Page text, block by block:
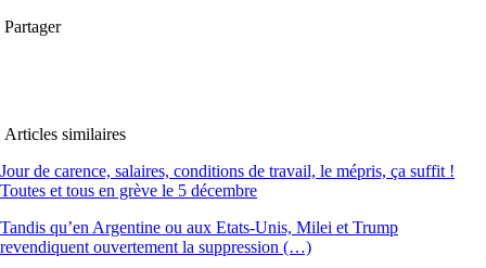
Partager
Articles similaires
Jour de carence, salaires, conditions de travail, le mépris, ça suffit !
Toutes et tous en grève le 5 décembre
Tandis qu’en Argentine ou aux Etats-Unis, Milei et Trump
revendiquent ouvertement la suppression (…)